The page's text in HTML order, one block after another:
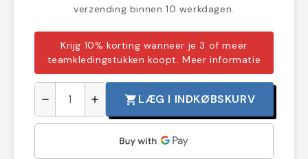
verzending binnen 10 werkdagen.
Krijg 10% korting wanneer je 3 of meer
teamkledingstukken koopt.Meer informatie
remove add shopping_cart LÆG I INDKØBSKURV